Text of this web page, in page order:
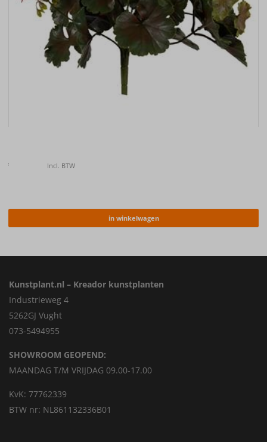
€ Incl. BTW
in winkelwagen
Kunstplant.nl – Kreador kunstplanten
Industrieweg 4
5262GJ Vught
073-5494955
SHOWROOM GEOPEND:
MAANDAG T/M VRIJDAG 09.00-17.00
KvK: 77762339
BTW nr: NL861132336B01